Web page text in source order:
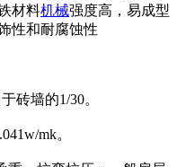
材料机械强度高，易成型
性和耐腐蚀性
砖墙的1/30。
mk。